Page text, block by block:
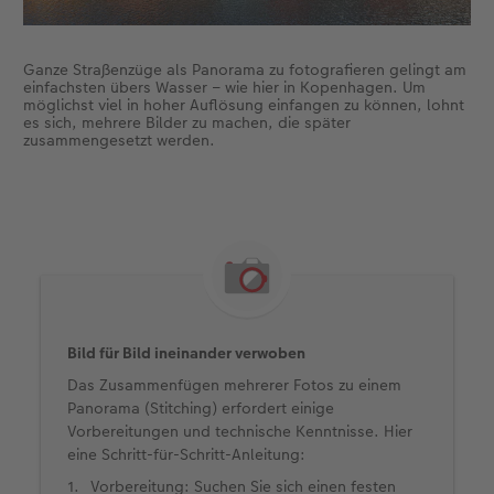
Ganze Straßenzüge als Panorama zu fotografieren gelingt am
einfachsten übers Wasser – wie hier in Kopenhagen. Um
möglichst viel in hoher Auflösung einfangen zu können, lohnt
es sich, mehrere Bilder zu machen, die später
zusammengesetzt werden.
Bild für Bild ineinander verwoben
Das Zusammenfügen mehrerer Fotos zu einem
Panorama (Stitching) erfordert einige
Vorbereitungen und technische Kenntnisse. Hier
eine Schritt-für-Schritt-Anleitung:
Vorbereitung: Suchen Sie sich einen festen